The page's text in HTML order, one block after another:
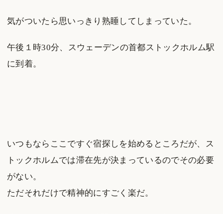
気がついたら思いっきり熟睡してしまっていた。
午後１時30分、スウェーデンの首都ストックホルム駅
に到着。
いつもならここですぐ宿探しを始めるところだが、ス
トックホルムでは滞在先が決まっているのでその必要
がない。
ただそれだけで精神的にすごく楽だ。